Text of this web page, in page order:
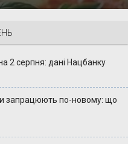
2 серпня: дані Нацбанку
запрацюють по-новому: що